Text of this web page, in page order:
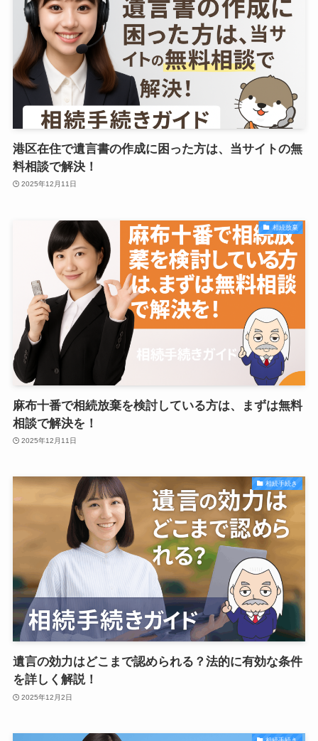
港区在住で遺言書の作成に困った方は、当サイトの無
料相談で解決！
2025年12月11日
相続放棄
麻布十番で相続放棄を検討している方は、まずは無料
相談で解決を！
2025年12月11日
相続手続き
遺言の効力はどこまで認められる？法的に有効な条件
を詳しく解説！
2025年12月2日